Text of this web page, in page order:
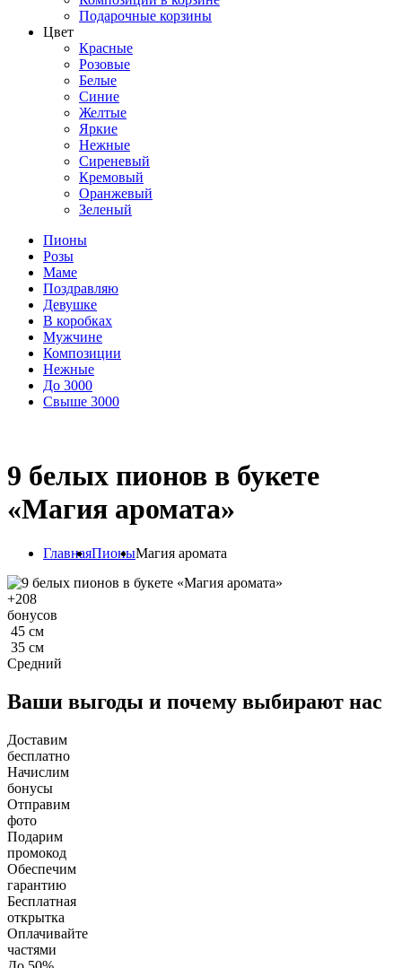
Подарочные корзины
Цвет
Красные
Розовые
Белые
Синие
Желтые
Яркие
Нежные
Сиреневый
Кремовый
Оранжевый
Зеленый
Пионы
Розы
Маме
Поздравляю
Девушке
В коробках
Мужчине
Композиции
Нежные
До 3000
Свыше 3000
9 белых пионов в букете
«Магия аромата»
ГлавнаяПионыМагия аромата
+208
бонусов
45 см
35 см
Средний
Ваши выгоды и почему выбирают нас
Доставим
бесплатно
Начислим
бонусы
Отправим
фото
Подарим
промокод
Обеспечим
гарантию
Бесплатная
открытка
Оплачивайте
частями